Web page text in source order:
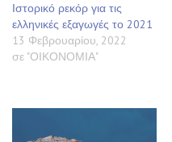
Ιστορικό ρεκόρ για τις
ελληνικές εξαγωγές το 2021
13 Φεβρουαρίου, 2022
σε "ΟΙΚΟΝΟΜΙΑ"